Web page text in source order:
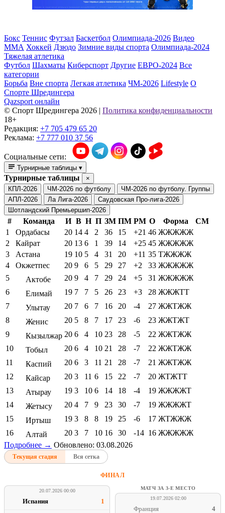
Бокс Теннис Футзал Баскетбол Олимпиада-2026 Видео
ММА Хоккей Дзюдо Зимние виды спорта Олимпиада-2024
Тяжелая атлетика
Футбол Шахматы Киберспорт Другие ЕВРО-2024 Все
категории
Борьба Вне спорта Легкая атлетика ЧМ-2026 Lifestyle О
Спорте Шредингера
Qazsport онлайн
© Cпорт Шредингера 2026 | Политика конфиденциальности
18+
Редакция: +7 705 479 65 20
Реклама: +7 777 010 37 56
Социальные сети:
Турнирные таблицы ▾
Турнирные таблицы
×
КПЛ-2026
ЧМ-2026 по футболу
ЧМ-2026 по футболу. Группы
АПЛ-2026
Ла Лига-2026
Саудовская Про-лига-2026
Шотландский Премьершип-2026
# Команда И В Н П ЗМ ПМ РМ О Форма
СМ
1
Ордабасы 20 14 4 2 36 15 +21 46 ЖЖЖЖЖ
2
Кайрат 20 13 6 1 39 14 +25 45 ЖЖЖЖЖ
3
Астана 19 10 5 4 31 20 +11 35 ТЖЖЖЖ
4
Окжетпес 20 9 6 5 29 27 +2 33 ЖЖЖЖЖ
5
Актобе 20 9 4 7 29 24 +5 31 ЖЖЖЖЖ
6
Елимай 19 7 7 5 26 23 +3 28 ЖЖЖТТ
7
Улытау 20 7 6 7 16 20 -4 27 ЖЖТЖЖ
8
Женис 20 5 8 7 17 23 -6 23 ЖЖТЖТ
9
Кызылжар 20 6 4 10 23 28 -5 22 ЖЖТЖЖ
10
Тобыл 20 6 4 10 21 28 -7 22 ЖЖТЖЖ
11
Каспий 20 6 3 11 21 28 -7 21 ЖЖТЖЖ
12
Кайсар 20 3 11 6 15 22 -7 20 ЖТЖТТ
13
Атырау 19 3 10 6 14 18 -4 19 ЖЖЖЖТ
14
Жетысу 20 4 7 9 23 30 -7 19 ЖЖЖЖТ
15
Иртыш 19 3 8 8 19 25 -6 17 ЖТЖЖЖ
16
Алтай 20 3 7 10 16 30 -14 16 ЖЖЖЖЖ
Подробнее → Обновлено: 03.08.2026
Текущая стадия Вся сетка
ФИНАЛ
20.07.2026 00:00
Испания 1
МАТЧ ЗА 3-Е МЕСТО
19.07.2026 02:00
Франция 4